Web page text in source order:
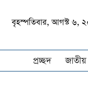
বৃহস্পতিবার, আগস্ট ৬,
প্রচ্ছদ জাতীয়